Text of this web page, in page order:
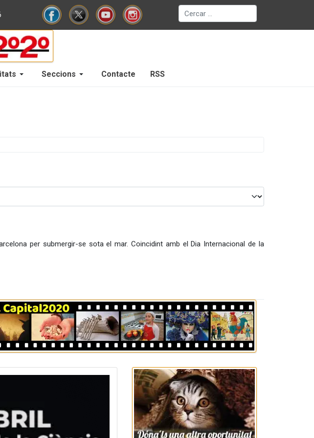
Cerca
Seccions Contacte RSS
per submergir-se sota el mar. Coincidint amb el Dia Internacional de la